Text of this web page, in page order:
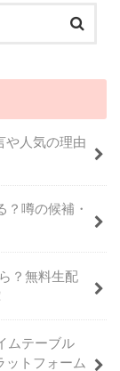
や人気の理由
？噂の候補・
？無料生配
ムテーブル
ットフォーム